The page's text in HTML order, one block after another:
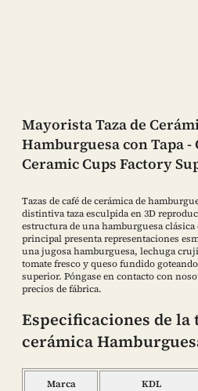
Mayorista Taza de
Hamburguesa con Tapa -
Ceramic Cups Factory
Tazas de café de cerámica de
distintiva taza esculpida en 3D
estructura de una hamburguesa clásica
principal presenta representaciones
una jugosa hamburguesa, lechuga
tomate fresco y queso fundido
superior. Póngase en contacto con
precios de fábrica.
Especificaciones de la
cerámica
Marca KDL